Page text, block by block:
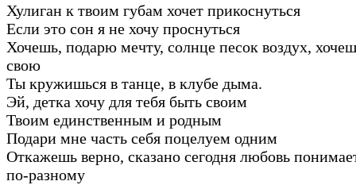
Хулиган к твоим губам хочет прикоснуться
Если это сон я не хочу проснуться
Хочешь, подарю мечту, солнце песок воздух,
свою
Ты кружишься в танце, в клубе дыма.
Эй, детка хочу для тебя быть своим
Твоим единственным и родным
Подари мне часть себя поцелуем одним
Откажешь верно, сказано сегодня любовь
по-разному